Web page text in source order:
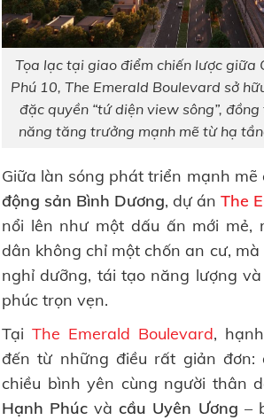
Tọa lạc tại giao điểm chiến lược giữa
Phú 10, The Emerald Boulevard sở
đặc quyền “tứ diện view sông”,
năng tăng trưởng mạnh mẽ từ hạ
Giữa làn sóng phát triển mạnh mẽ
động sản Bình Dương, dự án The
nổi lên như một dấu ấn mới mẻ,
dân không chỉ một chốn an cư,
nghỉ dưỡng, tái tạo năng lượng
phúc trọn vẹn.
Tại The Emerald Boulevard,
đến từ những điều rất giản đơn:
chiều bình yên cùng người thân
Hạnh Phúc vàcầu Uyên Ương –